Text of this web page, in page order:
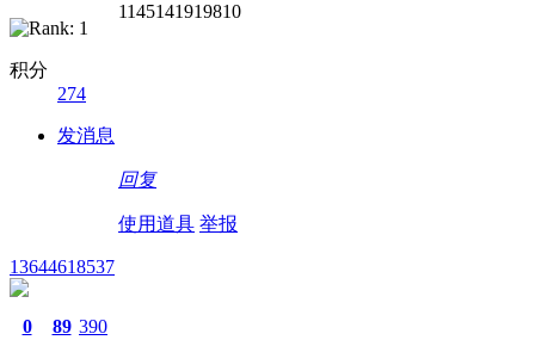
积分
274
发消息
1145141919810
回复
使用道具 举报
13644618537
0 89 390